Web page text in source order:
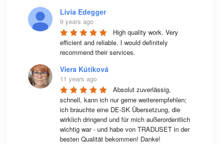
Livia Edegger
9 years ago
High quality work. Very
efficient and reliable. I would definitely
recommend their services.
Viera Kútiková
11 years ago
Absolut zuverlässig,
schnell, kann ich nur gerne weiterempfehlen;
ich brauchte eine DE-SK Übersetzung, die
wirklich dringend und für mich außerordentlich
wichtig war - und habe von TRADUSET in der
besten Qualität bekommen! Danke!